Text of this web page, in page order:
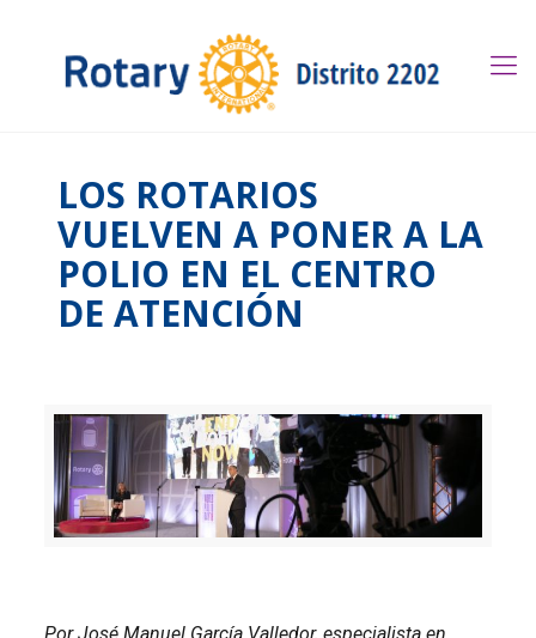
LOS ROTARIOS
VUELVEN A PONER A LA
POLIO EN EL CENTRO
DE ATENCIÓN